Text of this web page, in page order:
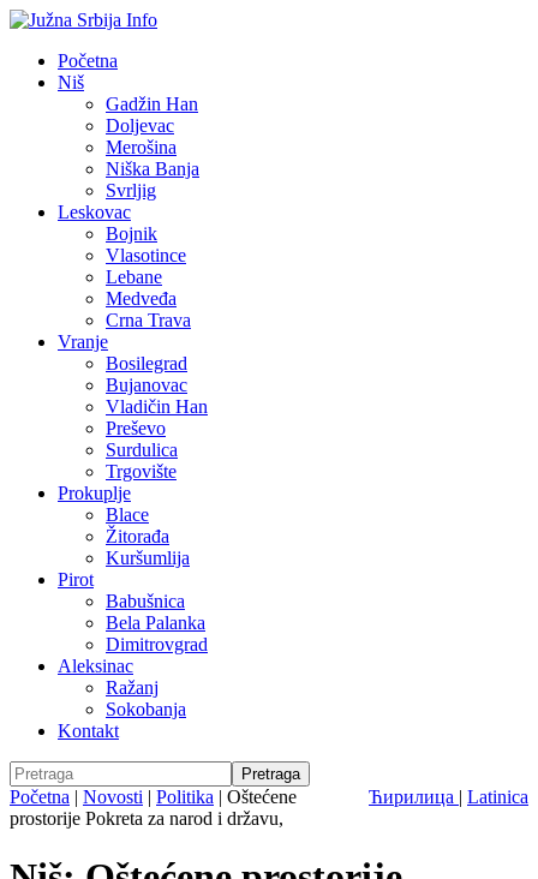
Početna
Niš
Gadžin Han
Doljevac
Merošina
Niška Banja
Svrljig
Leskovac
Bojnik
Vlasotince
Lebane
Medveđa
Crna Trava
Vranje
Bosilegrad
Bujanovac
Vladičin Han
Preševo
Surdulica
Trgovište
Prokuplje
Blace
Žitorađa
Kuršumlija
Pirot
Babušnica
Bela Palanka
Dimitrovgrad
Aleksinac
Ražanj
Sokobanja
Kontakt
Ћирилица | Latinica
Početna | Novosti | Politika | Oštećene
prostorije Pokreta za narod i državu,